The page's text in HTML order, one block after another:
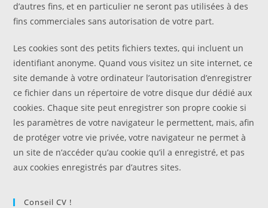
d’autres fins, et en particulier ne seront pas utilisées à des
fins commerciales sans autorisation de votre part.
Les cookies sont des petits fichiers textes, qui incluent un
identifiant anonyme. Quand vous visitez un site internet, ce
site demande à votre ordinateur l’autorisation d’enregistrer
ce fichier dans un répertoire de votre disque dur dédié aux
cookies. Chaque site peut enregistrer son propre cookie si
les paramètres de votre navigateur le permettent, mais, afin
de protéger votre vie privée, votre navigateur ne permet à
un site de n’accéder qu’au cookie qu’il a enregistré, et pas
aux cookies enregistrés par d’autres sites.
Conseil CV !